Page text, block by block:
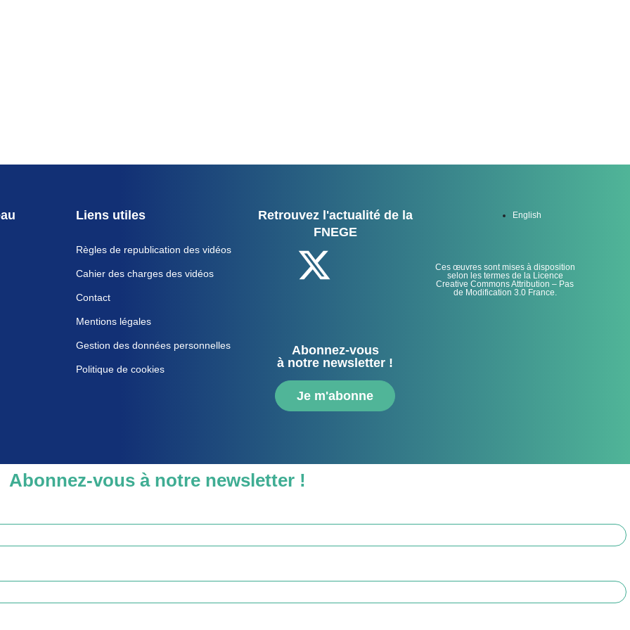
Liens utiles
Règles de republication des vidéos
Cahier des charges des vidéos
Contact
Mentions légales
Gestion des données personnelles
Politique de cookies
Retrouvez l'actualité de la
FNEGE
Abonnez-vous
à notre newsletter !
Je m'abonne
English
Ces œuvres sont mises à disposition
selon les termes de la Licence
Creative Commons Attribution – Pas
de Modification 3.0 France.
Abonnez-vous à notre newsletter !